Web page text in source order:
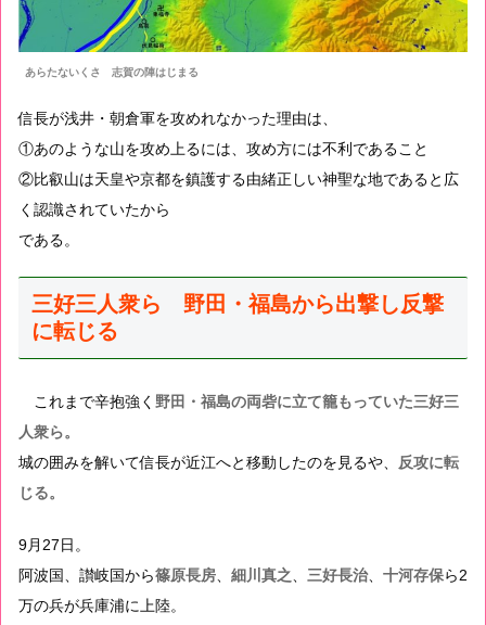
あらたないくさ 志賀の陣はじまる
信長が浅井・朝倉軍を攻めれなかった理由は、
①あのような山を攻め上るには、攻め方には不利であること
②比叡山は天皇や京都を鎮護する由緒正しい神聖な地であると広
く認識されていたから
である。
三好三人衆ら 野田・福島から出撃し反撃
に転じる
これまで辛抱強く 野田・福島の両砦に立て籠もっていた三好三
人衆ら。
城の囲みを解いて信長が近江へと移動したのを見るや、 反攻に転
じる。
9月27日。
阿波国、讃岐国から篠原長房 細川真之 三好長治、 十河存保ら2
万の兵が兵庫浦に上陸。